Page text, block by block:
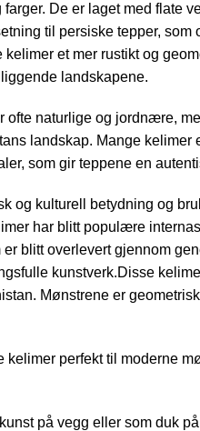
De er laget med flate
til persiske tepper, som
et mer rustikt og
landskapene.
ofte naturlige og jordnære,
landskap. Mange kelimer
som gir teppene en
og kulturell betydning og
har blitt populære
blitt overlevert gjennom
kunstverk.Disse
Mønstrene er
kelimer perfekt til moderne
på vegg eller som duk